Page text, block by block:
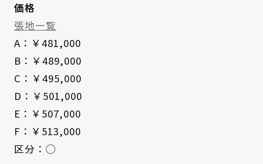
価格
張地一覧
A：￥481,000
B：￥489,000
C：￥495,000
D：￥501,000
E：￥507,000
F：￥513,000
区分：◯